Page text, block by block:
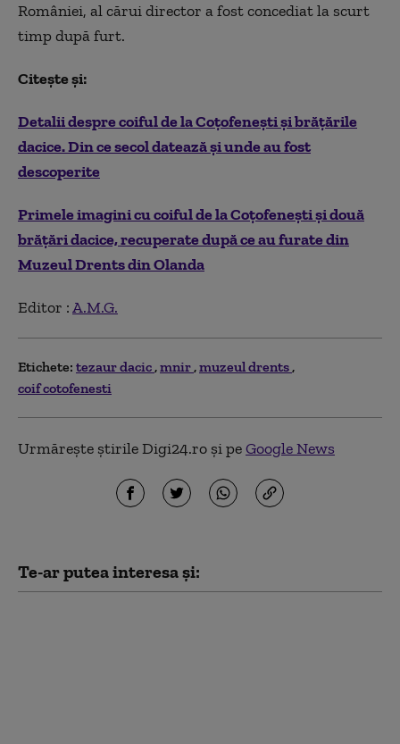
României, al cărui director a fost concediat la scurt
timp după furt.
Citește și:
Detalii despre coiful de la Coțofenești și brățările
dacice. Din ce secol datează și unde au fost
descoperite
Primele imagini cu coiful de la Coțofenești și două
brățări dacice, recuperate după ce au furate din
Muzeul Drents din Olanda
Editor :A.M.G.
Etichete: tezaur dacic mnir muzeul drents
coif cotofenesti
Urmărește știrile Digi24.ro și peGoogle News
Te-ar putea interesa și: